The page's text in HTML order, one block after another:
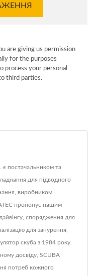
are giving us permission
for the purposes
process your personal
third parties.
є постачальником та
для підводного
виробником
пропонує нашим
спорядження для
для занурення,
скуба з 1984 року.
досвіду, SCUBA
потреб кожного